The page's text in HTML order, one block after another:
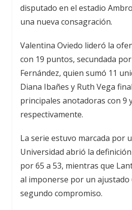
disputado en el estadio
una nueva consagración.
Valentina Oviedo lideró la
con 19 puntos, secundada
Fernández, quien sumó 11
Diana Ibañes y Ruth Vega
principales anotadoras con 9
respectivamente.
La serie estuvo marcada por
Universidad abrió la
por 65 a 53, mientras que
al imponerse por un ajustado
segundo compromiso.